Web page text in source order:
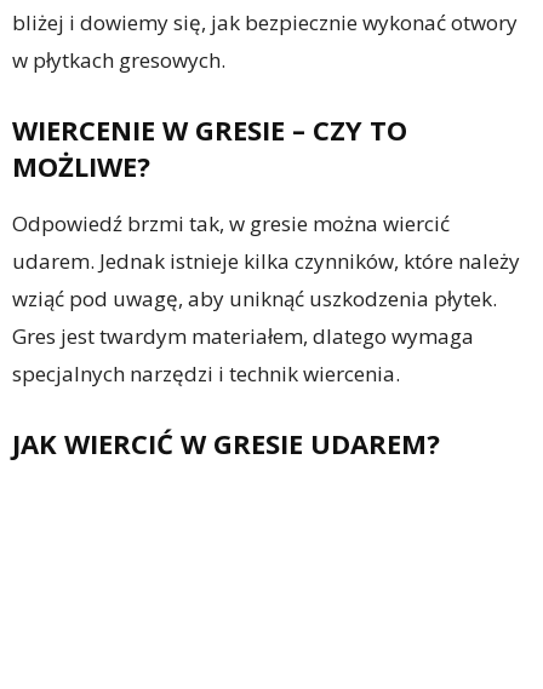
bliżej i dowiemy się, jak bezpiecznie wykonać otwory
w płytkach gresowych.
WIERCENIE W GRESIE – CZY TO
MOŻLIWE?
Odpowiedź brzmi tak, w gresie można wiercić
udarem. Jednak istnieje kilka czynników, które należy
wziąć pod uwagę, aby uniknąć uszkodzenia płytek.
Gres jest twardym materiałem, dlatego wymaga
specjalnych narzędzi i technik wiercenia.
JAK WIERCIĆ W GRESIE UDAREM?